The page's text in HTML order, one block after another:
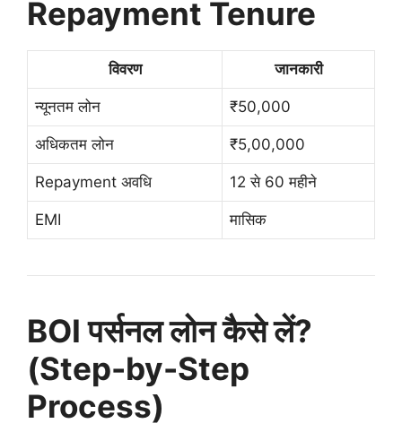
Repayment Tenure
विवरण जानकारी
न्यूनतम लोन ₹50,000
अधिकतम लोन ₹5,00,000
Repayment अवधि 12 से 60 महीने
EMI मासिक
BOI पर्सनल लोन कैसे लें?
(Step-by-Step
Process)